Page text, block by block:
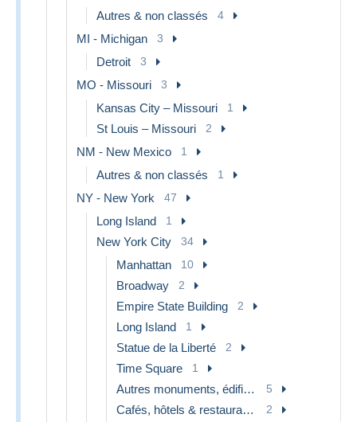
Autres & non classés 4
MI - Michigan 3
Detroit 3
MO - Missouri 3
Kansas City – Missouri 1
St Louis – Missouri 2
NM - New Mexico 1
Autres & non classés 1
NY - New York 47
Long Island 1
New York City 34
Manhattan 10
Broadway 2
Empire State Building 2
Long Island 1
Statue de la Liberté 2
Time Square 1
Autres monuments, édifices 5
Cafés, hôtels & restaurants 2